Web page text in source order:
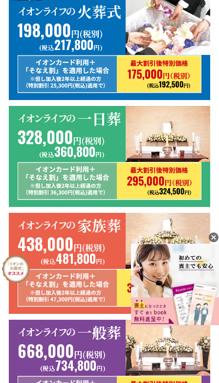
イオンライフの 火葬式
198,000円(税別)
(税込217,800円)
イオンライフの 一日葬
328,000円(税別)
(税込360,800円)
イオンライフの 家族葬
438,000円(税別)
(税込481,800円)
イオンライフの 一般葬
668,000円(税別)
(税込734,800円)